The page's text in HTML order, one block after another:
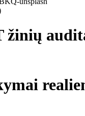
žinių